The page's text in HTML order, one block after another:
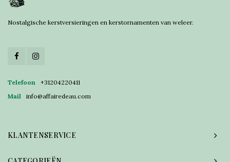
Nostalgische kerstversieringen en kerstornamenten van weleer.
Telefoon
+31204220411
Mail
info@affairedeau.com
KLANTENSERVICE